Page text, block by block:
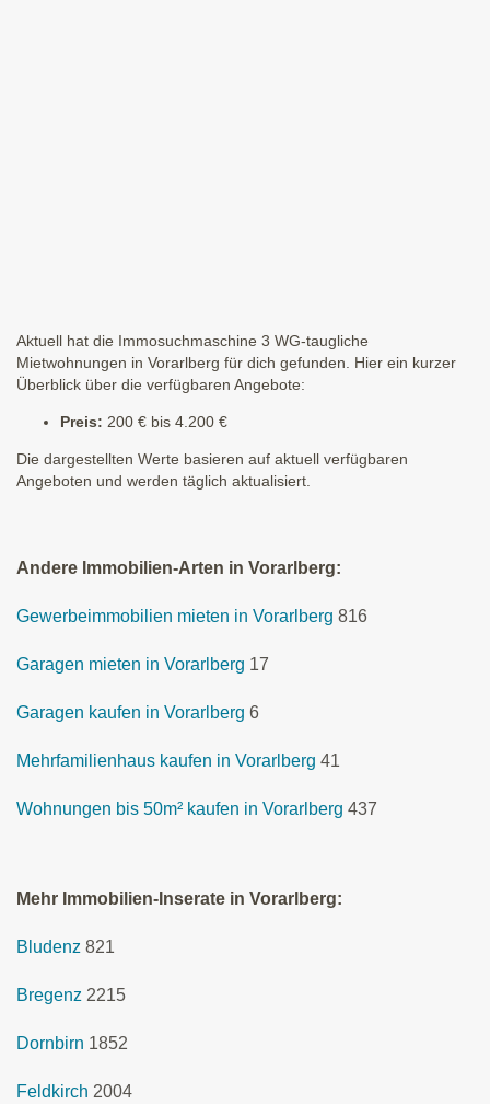
Aktuell hat die Immosuchmaschine 3 WG-taugliche
Mietwohnungen in Vorarlberg für dich gefunden. Hier ein kurzer
Überblick über die verfügbaren Angebote:
Preis: 200 € bis 4.200 €
Die dargestellten Werte basieren auf aktuell verfügbaren
Angeboten und werden täglich aktualisiert.
Andere Immobilien-Arten in Vorarlberg:
Gewerbeimmobilien mieten in Vorarlberg 816
Garagen mieten in Vorarlberg 17
Garagen kaufen in Vorarlberg 6
Mehrfamilienhaus kaufen in Vorarlberg 41
Wohnungen bis 50m² kaufen in Vorarlberg 437
Mehr Immobilien-Inserate in Vorarlberg:
Bludenz 821
Bregenz 2215
Dornbirn 1852
Feldkirch 2004